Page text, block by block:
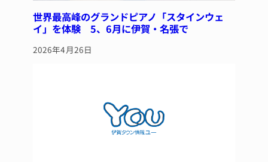
世界最高峰のグランドピアノ「スタインウェ
イ」を体験 5、6月に伊賀・名張で
2026年4月26日